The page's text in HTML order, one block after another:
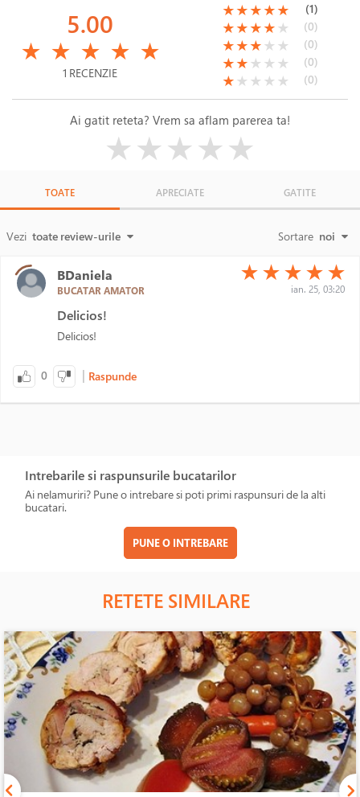
5.00
★ ★ ★ ★ ★
1 RECENZIE
(*)
★(*)
★(*)
★(*)
★(*)
★ (1)
(*)
★(*)
★(*)
★(*)
★( )
★ (0)
(*)
★(*)
★(*)
★( )
★ ( )
★ (0)
(*)
★(*)
★( )
★ ( )
★ ( )
★ (0)
(*)
★( )
★ ( )
★ ( )
★ ( )
★ (0)
Ai gatit reteta? Vrem sa aflam parerea ta!
★★★★★
TOATE APRECIATE GATITE
Vezi toate review-urile Sortare noi
BDaniela
BUCATAR AMATOR
(*)
★ (*)
★ (*)
★ (*)
★ (*)
★
ian. 25, 03:20
Delicios!
Delicios!
0 | Raspunde
Intrebarile si raspunsurile bucatarilor
Ai nelamuriri? Pune o intrebare si poti primi raspunsuri de la alti
bucatari.
PUNE O INTREBARE
RETETE SIMILARE